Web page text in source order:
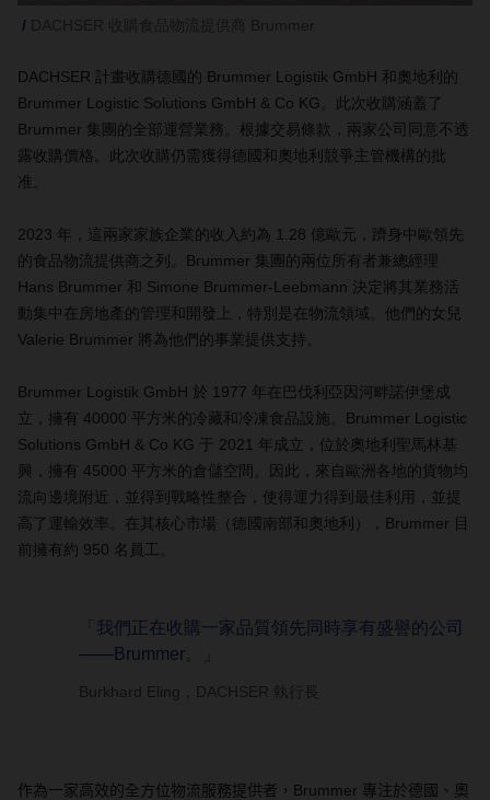
DACHSER 計畫收購德國的 Brummer Logistik GmbH 和奧地利的
Brummer Logistic Solutions GmbH & Co KG。此次收購涵蓋了
Brummer 集團的全部運營業務。根據交易條款，兩家公司同意不透
露收購價格。此次收購仍需獲得德國和奧地利競爭主管機構的批
准。
2023 年，這兩家家族企業的收入約為 1.28 億歐元，躋身中歐領先
的食品物流提供商之列。Brummer 集團的兩位所有者兼總經理
Hans Brummer 和 Simone Brummer-Leebmann 決定將其業務活
動集中在房地產的管理和開發上，特別是在物流領域。他們的女兒
Valerie Brummer 將為他們的事業提供支持。
Brummer Logistik GmbH 於 1977 年在巴伐利亞因河畔諾伊堡成
立，擁有 40000 平方米的冷藏和冷凍食品設施。Brummer Logistic
Solutions GmbH & Co KG 于 2021 年成立，位於奧地利聖馬林基
興，擁有 45000 平方米的倉儲空間。因此，來自歐洲各地的貨物均
流向邊境附近，並得到戰略性整合，使得運力得到最佳利用，並提
高了運輸效率。在其核心市場（德國南部和奧地利），Brummer 目
前擁有約 950 名員工。
「我們正在收購一家品質領先同時享有盛譽的公司
——Brummer。」
Burkhard Eling，DACHSER 執行長
作為一家高效的全方位物流服務提供者， Brummer 專注於德國、奧